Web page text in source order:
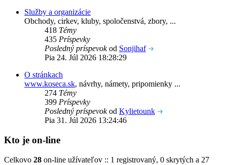
Služby a organizácie
Obchody, cirkev, kluby, spoločenstvá, zbory, ...
418 Témy
435 Príspevky
Posledný príspevokod Sonjihaf
Pia 24. Júl 2026 18:28:29
O stránkach
www.koseca.sk, návrhy, námety, pripomienky ...
274 Témy
399 Príspevky
Posledný príspevokod Kylietounk
Pia 31. Júl 2026 13:24:46
Kto je on-line
Celkovo 28 on-line užívateľov :: 1 registrovaný, 0 skrytých a 27